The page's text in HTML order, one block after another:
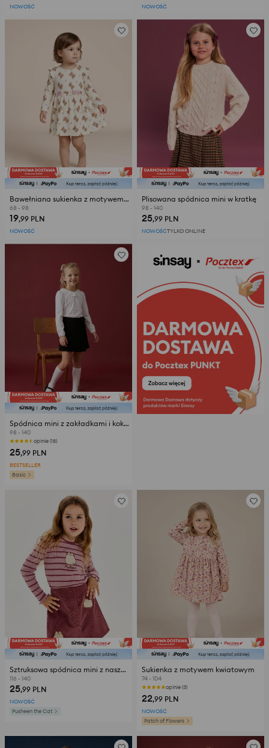
NOWOŚĆ NOWOŚĆ
Bawełniana sukienka z motywem misiów
68 - 98
19,99 PLN
NOWOŚĆ
Plisowana spódnica mini w kratkę
98 - 140
25,99 PLN
NOWOŚĆTYLKO ONLINE
Spódnica mini z zakładkami i kokardą
98 - 140
opinie (18)
25,99 PLN
BESTSELLER
Basic
Sztruksowa spódnica mini z naszywkami Pusheen the Cat
116 - 140
25,99 PLN
NOWOŚĆ
Pusheen the Cat
Sukienka z motywem kwiatowym
74 - 104
opinie (3)
22,99 PLN
NOWOŚĆ
Patch of Flowers